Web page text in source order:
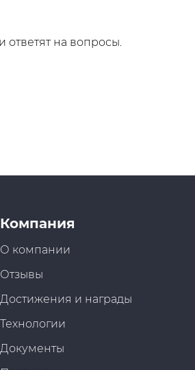
ответят на вопросы.
Компания
О компании
Отзывы
Достижения и награды
Технологии
Документы